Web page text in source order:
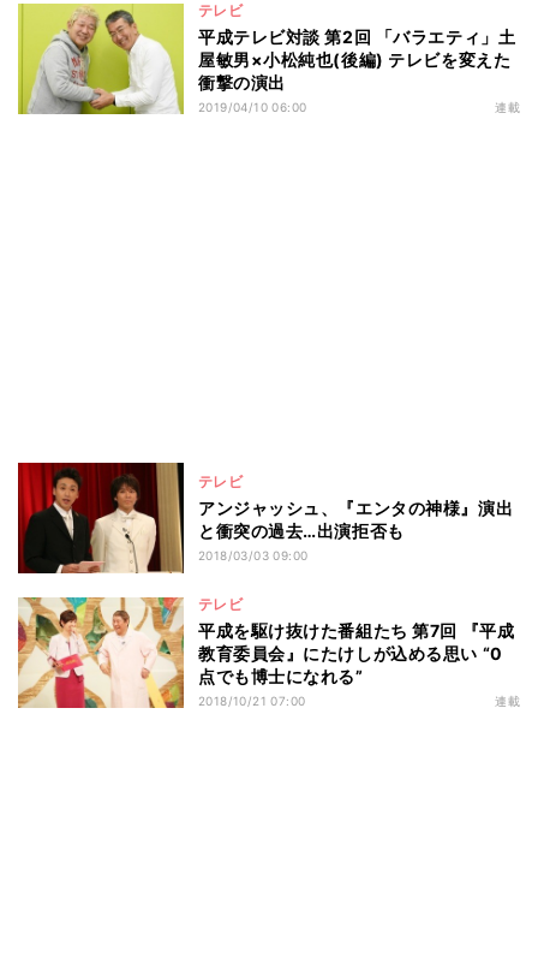
テレビ
平成テレビ対談 第2回 「バラエティ」土
屋敏男×小松純也(後編) テレビを変えた
衝撃の演出
2019/04/10 06:00 連載
テレビ
アンジャッシュ、『エンタの神様』演出
と衝突の過去…出演拒否も
2018/03/03 09:00
テレビ
平成を駆け抜けた番組たち 第7回 『平成
教育委員会』にたけしが込める思い “0
点でも博士になれる”
2018/10/21 07:00 連載